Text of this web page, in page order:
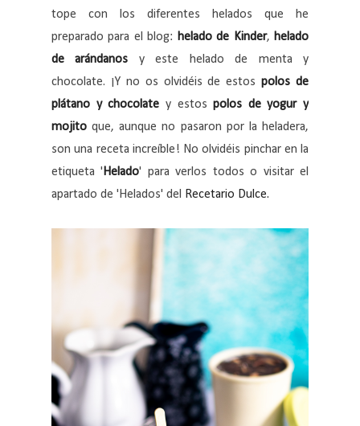
tope con los diferentes helados que he
preparado para el blog: helado de Kinder, helado
de arándanos y este helado de menta y
chocolate. ¡Y no os olvidéis de estospolos de
plátano y chocolate y estospolos de yogur y
mojito que, aunque no pasaron por la heladera,
son una receta increíble! No olvidéis pinchar en la
etiqueta ' Helado' para verlos todos o visitar el
apartado de 'Helados' del
Recetario Dulce.